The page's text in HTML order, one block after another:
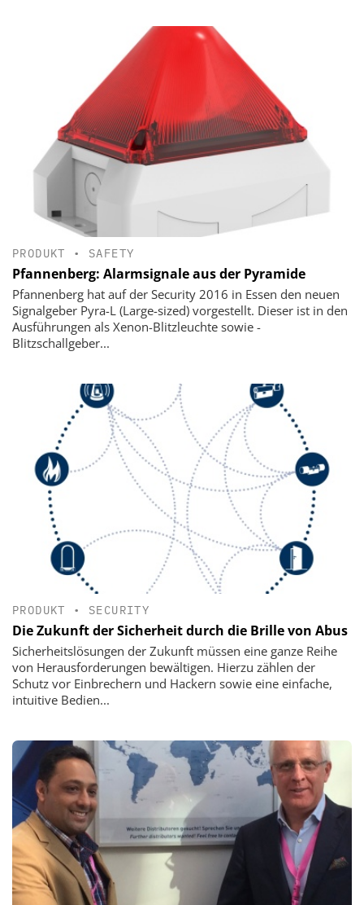
PRODUKT • SAFETY
Pfannenberg: Alarmsignale aus der Pyramide
Pfannenberg hat auf der Security 2016 in Essen den neuen
Signalgeber Pyra-L (Large-sized) vorgestellt. Dieser ist in den
Ausführungen als Xenon-Blitzleuchte sowie -
Blitzschallgeber...
PRODUKT • SECURITY
Die Zukunft der Sicherheit durch die Brille von Abus
Sicherheitslösungen der Zukunft müssen eine ganze Reihe
von Herausforderungen bewältigen. Hierzu zählen der
Schutz vor Einbrechern und Hackern sowie eine einfache,
intuitive Bedien...